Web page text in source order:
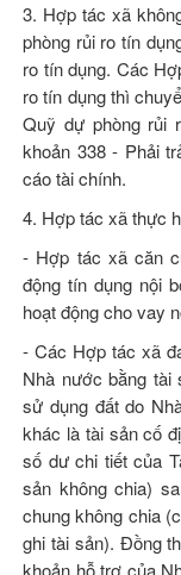
3. Hợp tác xã
phòng rủi ro tín
ro tín dụng. Các
ro tín dụng thì
Quỹ dự phòng rủi
khoản 338 - Phải
cáo tài chính.
4. Hợp tác xã thực
- Hợp tác xã căn
động tín dụng nội
hoạt động cho vay
- Các Hợp tác xã
Nhà nước bằng tài
sử dụng đất do
khác là tài sản cố
số dư chi tiết của
sản không chia)
chung không chia
ghi tài sản). Đồng